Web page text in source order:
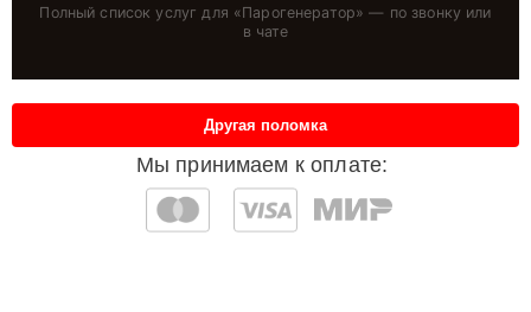
Полный список услуг для «Парогенератор» — по звонку или
в чате
Мы принимаем к оплате:
Другая поломка